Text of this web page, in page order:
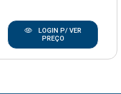
LOGIN P/ VER
PREÇO